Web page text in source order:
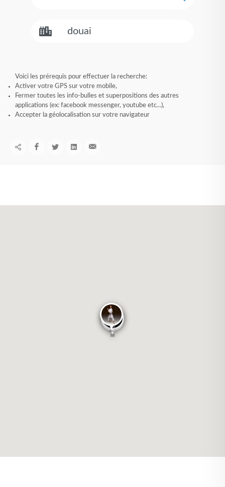
Voici les prérequis pour effectuer la recherche:
Activer votre GPS sur votre mobile,
Fermer toutes les info-bulles et superpositions des autres
applications (ex: facebook messenger, youtube etc...),
Accepter la géolocalisation sur votre navigateur